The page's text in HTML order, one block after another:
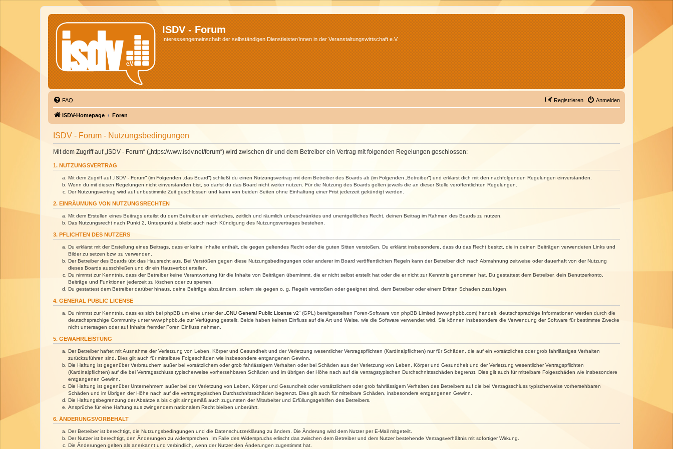
ISDV - Forum
Interessengemeinschaft der selbständigen Dienstleister/Innen in der Veranstaltungswirtschaft e.V.
FAQ Anmelden
Registrieren
ISDV-Homepage Foren
ISDV - Forum - Nutzungsbedingungen
Mit dem Zugriff auf „ISDV - Forum“ („https://www.isdv.net/forum“) wird zwischen dir und dem Betreiber ein Vertrag mit folgenden Regelungen geschlossen:
1. NUTZUNGSVERTRAG
Mit dem Zugriff auf „ISDV - Forum“ (im Folgenden „das Board“) schließt du einen Nutzungsvertrag mit dem Betreiber des Boards ab (im Folgenden „Betreiber“) und erklärst dich mit den nachfolgenden Regelungen einverstanden.
Wenn du mit diesen Regelungen nicht einverstanden bist, so darfst du das Board nicht weiter nutzen. Für die Nutzung des Boards gelten jeweils die an dieser Stelle veröffentlichten Regelungen.
Der Nutzungsvertrag wird auf unbestimmte Zeit geschlossen und kann von beiden Seiten ohne Einhaltung einer Frist jederzeit gekündigt werden.
2. EINRÄUMUNG VON NUTZUNGSRECHTEN
Mit dem Erstellen eines Beitrags erteilst du dem Betreiber ein einfaches, zeitlich und räumlich unbeschränktes und unentgeltliches Recht, deinen Beitrag im Rahmen des Boards zu nutzen.
Das Nutzungsrecht nach Punkt 2, Unterpunkt a bleibt auch nach Kündigung des Nutzungsvertrages bestehen.
3. PFLICHTEN DES NUTZERS
Du erklärst mit der Erstellung eines Beitrags, dass er keine Inhalte enthält, die gegen geltendes Recht oder die guten Sitten verstoßen. Du erklärst insbesondere, dass du das Recht besitzt, die in deinen Beiträgen verwendeten Links und
Bilder zu setzen bzw. zu verwenden.
Der Betreiber des Boards übt das Hausrecht aus. Bei Verstößen gegen diese Nutzungsbedingungen oder anderer im Board veröffentlichten Regeln kann der Betreiber dich nach Abmahnung zeitweise oder dauerhaft von der Nutzung
dieses Boards ausschließen und dir ein Hausverbot erteilen.
Du nimmst zur Kenntnis, dass der Betreiber keine Verantwortung für die Inhalte von Beiträgen übernimmt, die er nicht selbst erstellt hat oder die er nicht zur Kenntnis genommen hat. Du gestattest dem Betreiber, dein Benutzerkonto,
Beiträge und Funktionen jederzeit zu löschen oder zu sperren.
Du gestattest dem Betreiber darüber hinaus, deine Beiträge abzuändern, sofern sie gegen o. g. Regeln verstoßen oder geeignet sind, dem Betreiber oder einem Dritten Schaden zuzufügen.
4. GENERAL PUBLIC LICENSE
Du nimmst zur Kenntnis, dass es sich bei phpBB um eine unter der „ GNU General Public License v2“ (GPL) bereitgestellten Foren-Software von phpBB Limited (www.phpbb.com) handelt; deutschsprachige Informationen werden durch die
deutschsprachige Community unter www.phpbb.de zur Verfügung gestellt. Beide haben keinen Einfluss auf die Art und Weise, wie die Software verwendet wird. Sie können insbesondere die Verwendung der Software für bestimmte Zwecke
nicht untersagen oder auf Inhalte fremder Foren Einfluss nehmen.
5. GEWÄHRLEISTUNG
Der Betreiber haftet mit Ausnahme der Verletzung von Leben, Körper und Gesundheit und der Verletzung wesentlicher Vertragspflichten (Kardinalpflichten) nur für Schäden, die auf ein vorsätzliches oder grob fahrlässiges Verhalten
zurückzuführen sind. Dies gilt auch für mittelbare Folgeschäden wie insbesondere entgangenen Gewinn.
Die Haftung ist gegenüber Verbrauchern außer bei vorsätzlichem oder grob fahrlässigem Verhalten oder bei Schäden aus der Verletzung von Leben, Körper und Gesundheit und der Verletzung wesentlicher Vertragspflichten
(Kardinalpflichten) auf die bei Vertragsschluss typischerweise vorhersehbaren Schäden und im übrigen der Höhe nach auf die vertragstypischen Durchschnittsschäden begrenzt. Dies gilt auch für mittelbare Folgeschäden wie insbesondere
entgangenen Gewinn.
Die Haftung ist gegenüber Unternehmern außer bei der Verletzung von Leben, Körper und Gesundheit oder vorsätzlichem oder grob fahrlässigem Verhalten des Betreibers auf die bei Vertragsschluss typischerweise vorhersehbaren
Schäden und im Übrigen der Höhe nach auf die vertragstypischen Durchschnittsschäden begrenzt. Dies gilt auch für mittelbare Schäden, insbesondere entgangenen Gewinn.
Die Haftungsbegrenzung der Absätze a bis c gilt sinngemäß auch zugunsten der Mitarbeiter und Erfüllungsgehilfen des Betreibers.
Ansprüche für eine Haftung aus zwingendem nationalem Recht bleiben unberührt.
6. ÄNDERUNGSVORBEHALT
Der Betreiber ist berechtigt, die Nutzungsbedingungen und die Datenschutzerklärung zu ändern. Die Änderung wird dem Nutzer per E-Mail mitgeteilt.
Der Nutzer ist berechtigt, den Änderungen zu widersprechen. Im Falle des Widerspruchs erlischt das zwischen dem Betreiber und dem Nutzer bestehende Vertragsverhältnis mit sofortiger Wirkung.
Die Änderungen gelten als anerkannt und verbindlich, wenn der Nutzer den Änderungen zugestimmt hat.